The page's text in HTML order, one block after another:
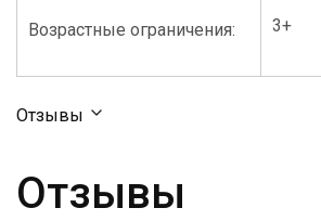
Возрастные ограничения: 3+
Отзывы
Отзывы